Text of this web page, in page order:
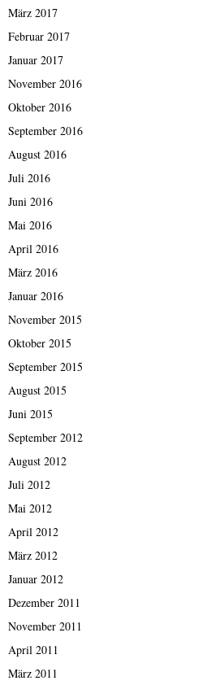
März 2017
Februar 2017
Januar 2017
November 2016
Oktober 2016
September 2016
August 2016
Juli 2016
Juni 2016
Mai 2016
April 2016
März 2016
Januar 2016
November 2015
Oktober 2015
September 2015
August 2015
Juni 2015
September 2012
August 2012
Juli 2012
Mai 2012
April 2012
März 2012
Januar 2012
Dezember 2011
November 2011
April 2011
März 2011